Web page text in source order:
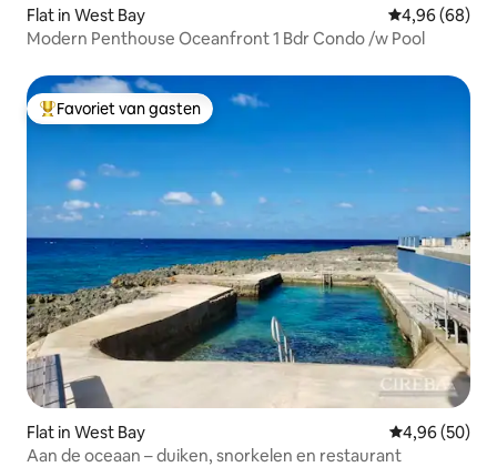
Flat in West Bay Gemiddelde
4,96 (68)
Modern Penthouse Oceanfront 1 Bdr Condo /w Pool
Topfavoriet van gasten
Favoriet van gasten
Flat in West Bay Gemiddelde
4,96 (50)
Aan de oceaan – duiken, snorkelen en restaurant